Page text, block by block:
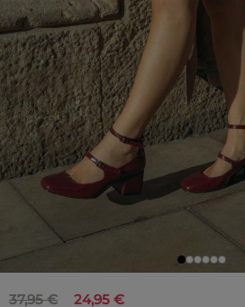
24,95 €
37,95 €